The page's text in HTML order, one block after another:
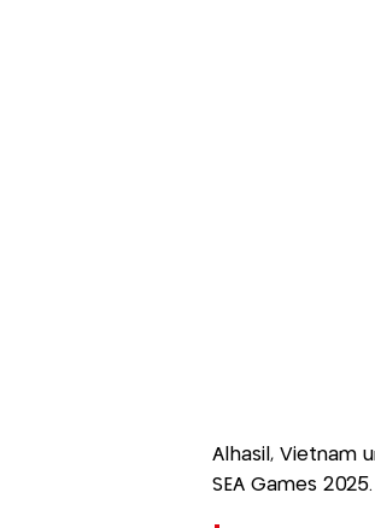
Alhasil, Vietnam
SEA Games 2025.